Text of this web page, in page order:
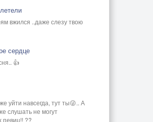
вжился ..даже слезу твою
сердце
👍
уйти навсегда, тут ты😜.. А
слушать не могут
??